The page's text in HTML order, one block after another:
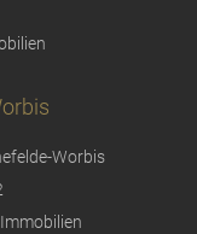
Worbis